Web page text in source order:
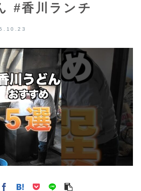
#香川ランチ